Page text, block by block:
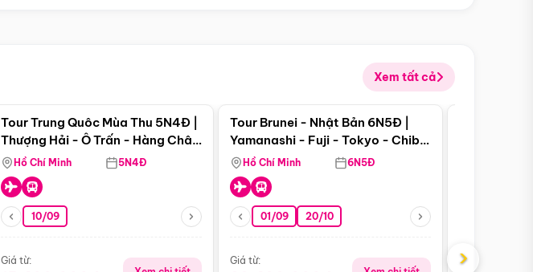
Xem tất cả
Tour Trung Quôc Mùa Thu 5N4Đ |
Thượng Hải - Ô Trấn - Hàng Châu
(Tour Không Shopping)
Hồ Chí Minh 5N4Đ
10/09
Giá từ:
Điểm nổi bật
Tour Brunei - Nhật Bản 6N5Đ |
Yamanashi - Fuji - Tokyo - Chiba
- Freeday
Hồ Chí Minh 6N5Đ
01/09 20/10
Giá từ: Giá từ:
›